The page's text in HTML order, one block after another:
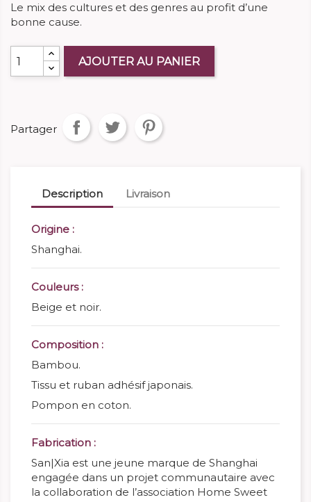
Le mix des cultures et des genres au profit d’une
bonne cause.
AJOUTER AU PANIER
Partager
Description Livraison
Origine :
Shanghai.
Couleurs :
Beige et noir.
Composition :
Bambou.
Tissu et ruban adhésif japonais.
Pompon en coton.
Fabrication :
San|Xia est une jeune marque de Shanghai
engagée dans un projet communautaire avec
la collaboration de l’association Home Sweet